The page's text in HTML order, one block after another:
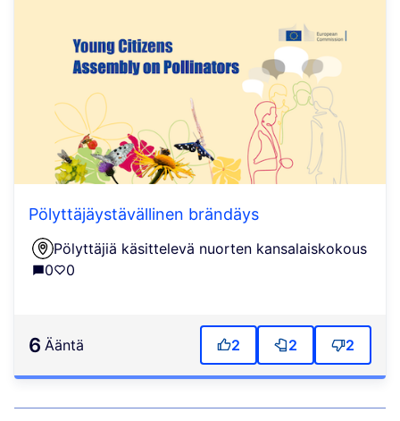
Pölyttäjäystävällinen brändäys
Pölyttäjiä käsittelevä nuorten kansalaiskokous
0
0
6 ääntä 2 2 2